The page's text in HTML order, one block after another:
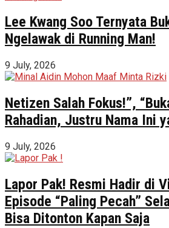
Lee Kwang Soo Ternyata
Ngelawak di Running Man!
9 July, 2026
Netizen Salah Fokus!”,
Rahadian, Justru Nama Ini
9 July, 2026
Lapor Pak! Resmi Hadir di
Episode “Paling Pecah”
Bisa Ditonton Kapan Saja